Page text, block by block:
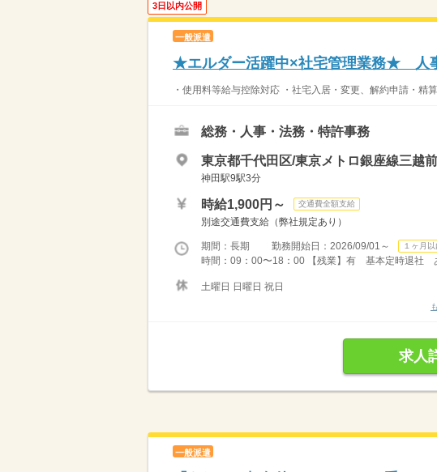
3日以内公開
一般派遣
★エルダー活躍中×社宅管理業務★ 人
・使用料等給与控除対応 ・社宅入居・変更、解約申請・
総務・人事・法務・特許事務
東京都千代田区/東京メトロ銀座線三越
神田駅9駅3分
時給1,900円～ 交通費全額支給
別途交通費支給（弊社規定あり）
期間：長期 勤務開始日：2026/09/01～ １ヶ月
時間：09：00〜18：00 【残業】有 基本定時退社
土曜日 日曜日 祝日
求人
一般派遣